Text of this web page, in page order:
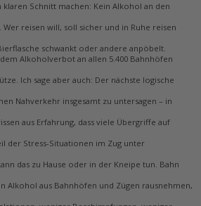
klaren Schnitt machen: Kein Alkohol an den
reisen will, soll sicher und in Ruhe reisen
schwankt oder andere anpöbelt.
Alkoholverbot an allen 5.400 Bahnhöfen
Ich sage aber auch: Der nächste logische
Nahverkehr insgesamt zu untersagen – in
aus Erfahrung, dass viele Übergriffe auf
der Stress-Situationen im Zug unter
das zu Hause oder in der Kneipe tun. Bahn
Alkohol aus Bahnhöfen und Zügen rausnehmen,